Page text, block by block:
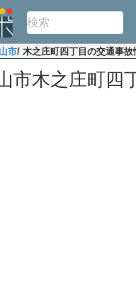
市/ 木之庄町四丁目の交通事故
市木之庄町四